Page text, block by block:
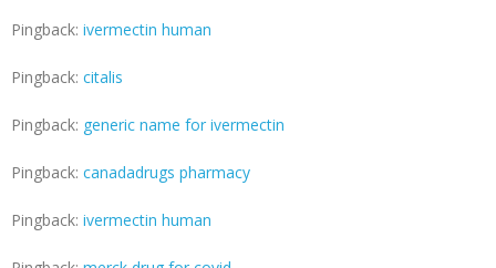
Pingback: ivermectin human
Pingback: citalis
Pingback: generic name for ivermectin
Pingback: canadadrugs pharmacy
Pingback: ivermectin human